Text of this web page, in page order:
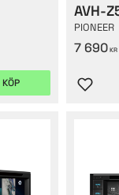
KÖP
AVH-
PIONEER
7 690 KR
Lägg